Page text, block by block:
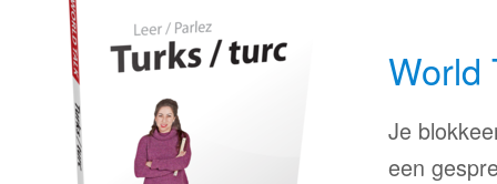
World
Je
een